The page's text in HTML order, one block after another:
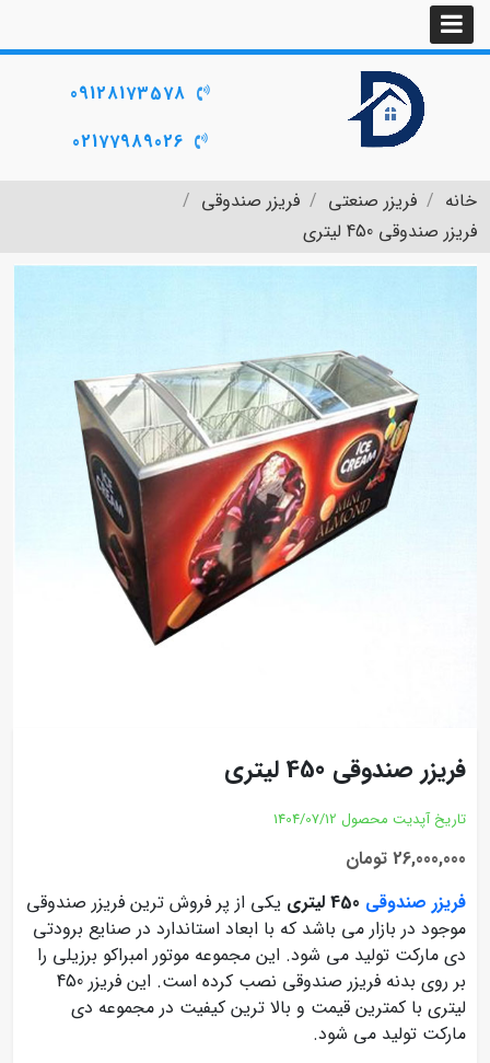
09128173578
02177989026
خانه فریزر صنعتی
فریزر صندوقی
فریزر صندوقی 450 لیتری
فریزر صندوقی 450 لیتری
تاریخ آپدیت محصول 1404/07/12
26,000,000 تومان
فریزر صندوقی
یکی از پر فروش ترین فریزر صندوقی
موجود در بازار می باشد که با ابعاد استاندارد در صنایع برودتی
دی مارکت تولید می شود. این مجموعه موتور امبراکو برزیلی را
بر روی بدنه فریزر صندوقی نصب کرده است. این فریزر 450
لیتری با کمترین قیمت و بالا ترین کیفیت در مجموعه دی
مارکت تولید می شود.